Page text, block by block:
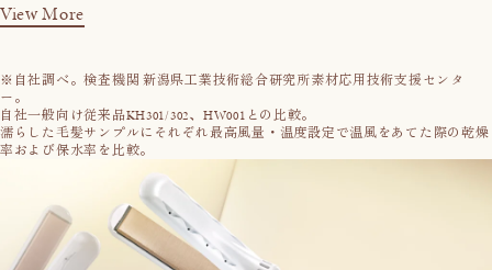
View More
※自社調べ。検査機関 新潟県工業技術総合研究所素材応用技術支援センタ
ー。
自社一般向け従来品KH301/302、HW001との比較。
濡らした毛髪サンプルにそれぞれ最高風量・温度設定で温風をあてた際の乾燥
率および保水率を比較。